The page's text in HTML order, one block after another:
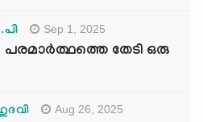
Sep 1, 2025
പരമാർത്ഥത്തെ തേടി ഒരു
Aug 26, 2025